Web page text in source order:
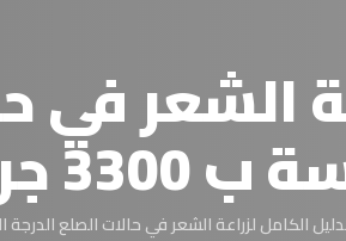
الشعر في
جرافت
الكامل لزراعة الشعر في حالات الصلع الدرجة